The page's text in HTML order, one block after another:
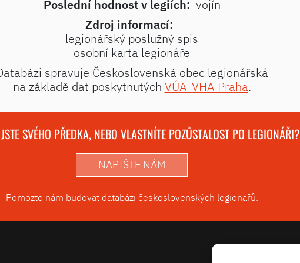
Poslední hodnost v legiích: vojín
Zdroj informací:
legionářský poslužný spis
osobní karta legionáře
spravuje Československá obec legionářská
na základě dat poskytnutých VÚA-VHA Praha.
SVÉHO PŘEDKA, NEBO VLASTNÍTE POZŮSTALOST PO LEGIONÁŘI?
NAPIŠTE NÁM
Pomozte nám budovat databázi československých legionářů.